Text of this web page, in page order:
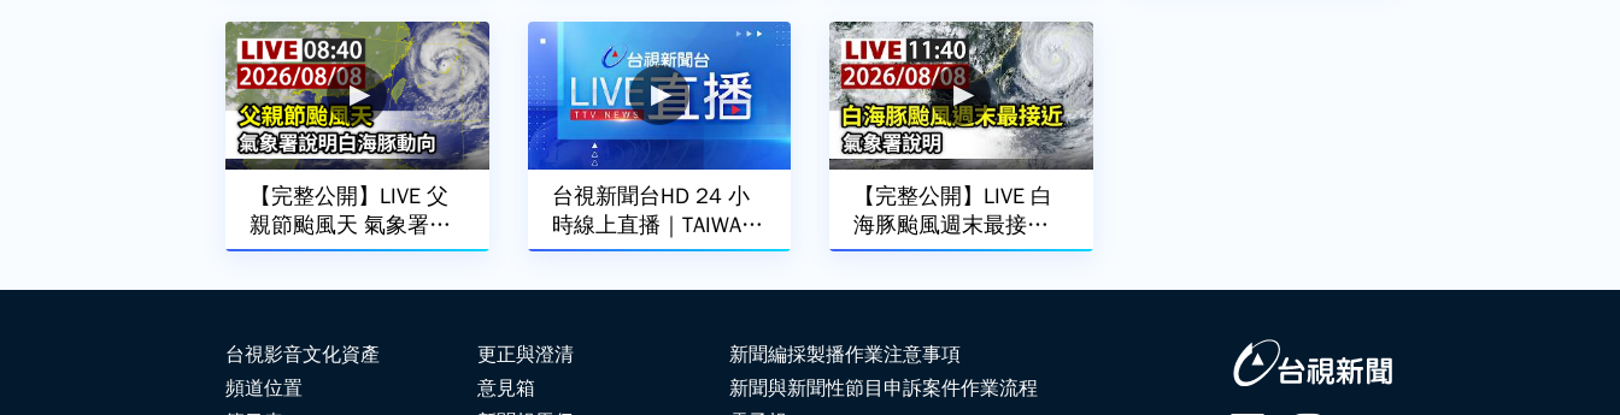
【完整公開】LIVE 父
親節颱風天 氣象署說
明白海豚動向
台視新聞台HD 24 小
時線上直播｜TAIWAN
TTV NEWS HD (Live)｜
라이브
【完整公開】LIVE 白
海豚颱風週末最接近
氣象署說明
台視影音文化資產
頻道位置
更正與澄清
意見箱
新聞編採製播作業注意事項
新聞與新聞性節目申訴案件作業流程